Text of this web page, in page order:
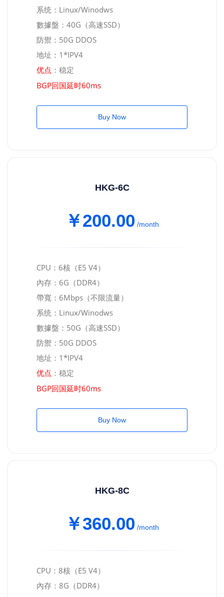
系统：Linux/Winodws
數據盤：40G（高速SSD）
防禦：50G DDOS
地址：1*IPV4
优点 ：稳定
BGP回国延时60ms
Buy Now
HKG-6C
￥200.00 /month
CPU：6核（E5 V4）
內存：6G（DDR4）
帶寬：6Mbps（不限流量）
系统：Linux/Winodws
數據盤：50G（高速SSD）
防禦：50G DDOS
地址：1*IPV4
优点 ：稳定
BGP回国延时60ms
Buy Now
HKG-8C
￥360.00 /month
CPU：8核（E5 V4）
內存：8G（DDR4）